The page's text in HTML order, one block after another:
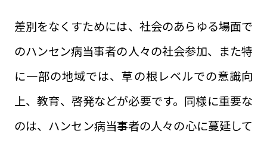
差別をなくすためには、社会のあらゆる場面で
のハンセン病当事者の人々の社会参加、また特
に一部の地域では、草の根レベルでの意識向
上、教育、啓発などが必要です。同様に重要な
のは、ハンセン病当事者の人々の心に蔓延して